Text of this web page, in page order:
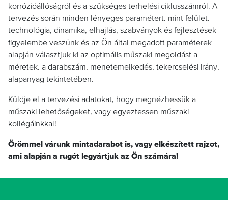
korrózióállóságról és a szükséges terhelési ciklusszámról. A
tervezés során minden lényeges paramétert, mint felület,
technológia, dinamika, elhajlás, szabványok és fejlesztések
figyelembe veszünk és az Ön által megadott paraméterek
alapján választjuk ki az optimális műszaki megoldást a
méretek, a darabszám, menetemelkedés, tekercselési irány,
alapanyag tekintetében.
Küldje el a tervezési adatokat, hogy megnézhessük a
műszaki lehetőségeket, vagy egyeztessen műszaki
kollégáinkkal!
Örömmel várunk mintadarabot is, vagy elkészített rajzot,
ami alapján a rugót legyártjuk az Ön számára!